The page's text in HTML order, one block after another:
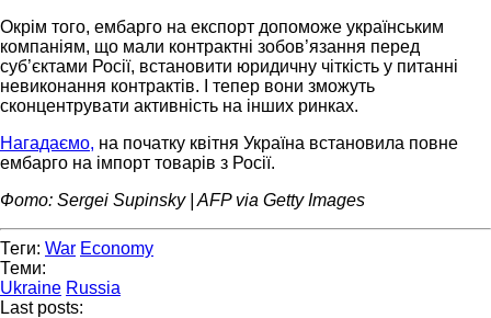
Окрім того, ембарго на експорт допоможе українським
компаніям, що мали контрактні зобов’язання перед
суб’єктами Росії, встановити юридичну чіткість у питанні
невиконання контрактів. І тепер вони зможуть
сконцентрувати активність на інших ринках.
Нагадаємо, на початку квітня Україна встановила повне
ембарго на імпорт товарів з Росії.
Фото: Sergei Supinsky | AFP via Getty Images
Теги: War Economy
Теми:
Ukraine Russia
Last posts: